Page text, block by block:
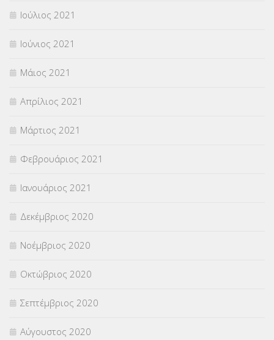
Ιούλιος 2021
Ιούνιος 2021
Μάιος 2021
Απρίλιος 2021
Μάρτιος 2021
Φεβρουάριος 2021
Ιανουάριος 2021
Δεκέμβριος 2020
Νοέμβριος 2020
Οκτώβριος 2020
Σεπτέμβριος 2020
Αύγουστος 2020